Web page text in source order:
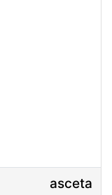
asceta